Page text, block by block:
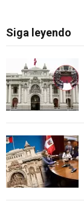
Siga leyendo